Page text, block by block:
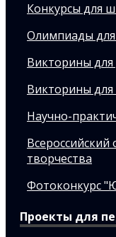
Конкурсы для
Олимпиады
Викторины
Викторины
Научно-
Всероссийский
творчества
Фотоконкурс
Проекты для